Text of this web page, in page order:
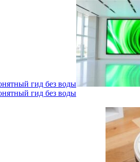
гид без воды
гид без воды